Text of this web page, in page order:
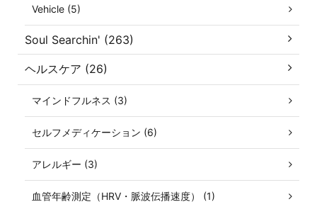
Vehicle (5)
Soul Searchin' (263)
ヘルスケア (26)
マインドフルネス (3)
セルフメディケーション (6)
アレルギー (3)
血管年齢測定（HRV・脈波伝播速度） (1)